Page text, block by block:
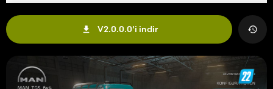
V2.0.0.0'i indir